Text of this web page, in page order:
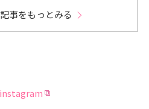
事をもっとみる
instagram